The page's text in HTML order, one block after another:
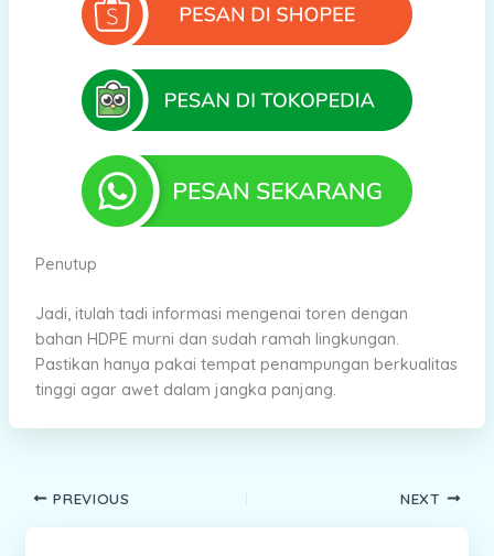
Penutup
Jadi, itulah tadi informasi mengenai toren dengan
bahan HDPE murni dan sudah ramah lingkungan.
Pastikan hanya pakai tempat penampungan berkualitas
tinggi agar awet dalam jangka panjang.
PREVIOUS NEXT